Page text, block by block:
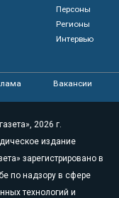
Персоны
Регионы
Интервью
Вакансии
2026 г.
издание
зарегистрировано в
по надзору в сфере
технологий и